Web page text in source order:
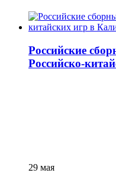
Российские
Российско-
29 мая